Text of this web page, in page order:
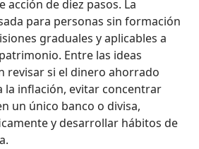
acción de diez pasos. La
para personas sin formación
graduales y aplicables a
Entre las ideas
revisar si el dinero ahorrado
la inflación, evitar concentrar
un único banco o divisa,
y desarrollar hábitos de